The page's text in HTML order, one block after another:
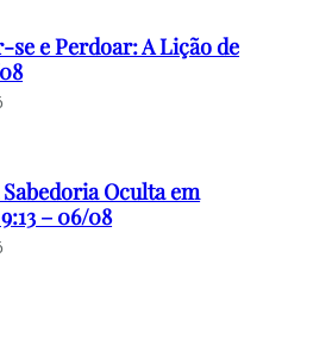
e Perdoar: A Lição de
Oculta em
– 06/08